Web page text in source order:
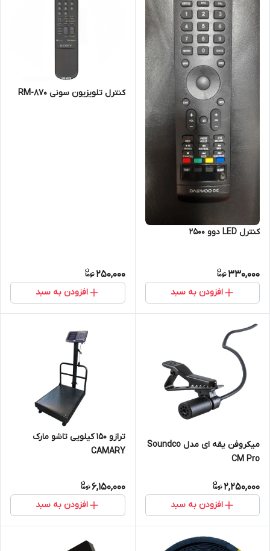
کنترل LED دوو ۲۵۰۰
330,000
افزودن به سبد
کنترل تلویزیون سونی RM-870
250,000
افزودن به سبد
میکروفن یقه ای مدل Soundco
CM Pro
2,250,000
افزودن به سبد
ترازو ۱۵۰ کیلویی تاشو مارک
CAMARY
6,150,000
افزودن به سبد